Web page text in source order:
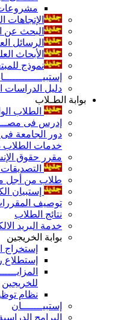
مشروعات
الإتجاهات
البحث عن
الرسائل
الأبحاث
نموذج
دليل الدراسات
بوابة الطـلاب
الطلاب
إدرس فى
دور الجامعة
خدمات الطلاب
مقرر حقوق
طلاب من أجل
إستبيان
توصيف
نتائج الطلاب
خدمة البريد
بوابة الخريجين
إستخراج
إستطلاع
للخريجين
نظام
إستبيـــــــان
البرامج